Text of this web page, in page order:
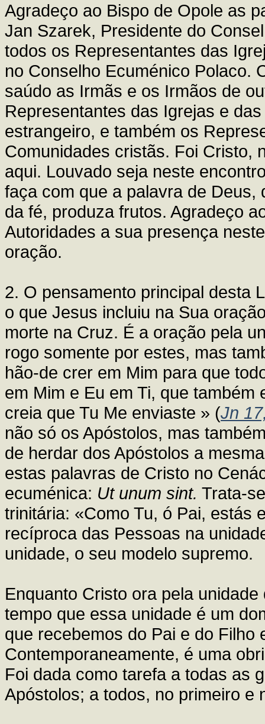
Agradeço ao Bispo de Opole as
Jan Szarek, Presidente do
todos os Representantes das
no Conselho Ecuménico Polaco.
saúdo as Irmãs e os Irmãos de
Representantes das Igrejas e
estrangeiro, e também os
Comunidades cristãs. Foi Cristo,
aqui. Louvado seja neste
faça com que a palavra de
da fé, produza frutos. Agradeço
Autoridades a sua presença
oração.
2. O pensamento principal desta
o que Jesus incluiu na Sua
morte na Cruz. É a oração pela
rogo somente por estes, mas
hão-de crer em Mim para que
em Mim e Eu em Ti, que
creia que Tu Me enviaste » (Jn
não só os Apóstolos, mas
de herdar dos Apóstolos a
estas palavras de Cristo no
ecuménica: Ut unum sint. Trata-
trinitária: «Como Tu, ó Pai, estás
recíproca das Pessoas na
unidade, o seu modelo supremo.
Enquanto Cristo ora pela
tempo que essa unidade é um
que recebemos do Pai e do Filho
Contemporaneamente, é uma
Foi dada como tarefa a todas as
Apóstolos; a todos, no primeiro e